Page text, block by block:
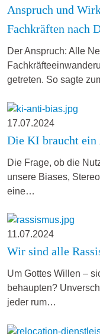
Anspruch und
Fachkräften nach
Der Anspruch: Alle
getreten. So sagte
17.07.2024
Die KI braucht
Die Frage, ob die
unsere Biases,
eine…
11.07.2024
Wir sind alle
Um Gottes Willen –
behaupten?
jeder rum…